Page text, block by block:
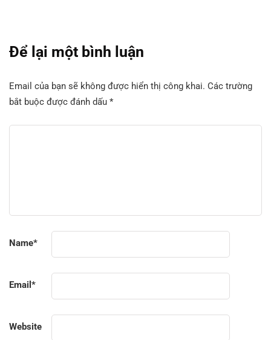
Để lại một bình luận
Email của bạn sẽ không được hiển thị công khai. Các trường
bắt buộc được đánh dấu *
Name*
Email *
Website